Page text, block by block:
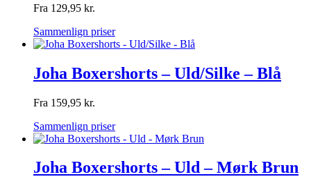
Fra 129,95 kr.
Sammenlign priser
Joha Boxershorts – Uld/Silke – Blå
Fra 159,95 kr.
Sammenlign priser
Joha Boxershorts – Uld – Mørk Brun